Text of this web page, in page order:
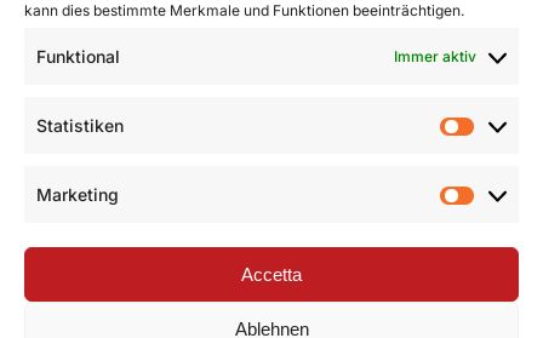
kann dies bestimmte Merkmale und Funktionen beeinträchtigen.
Funktional Immer aktiv
Statistiken
Marketing
Accetta
Ablehnen